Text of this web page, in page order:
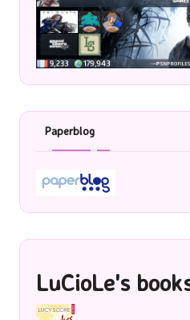
Paperblog
LuCioLe's